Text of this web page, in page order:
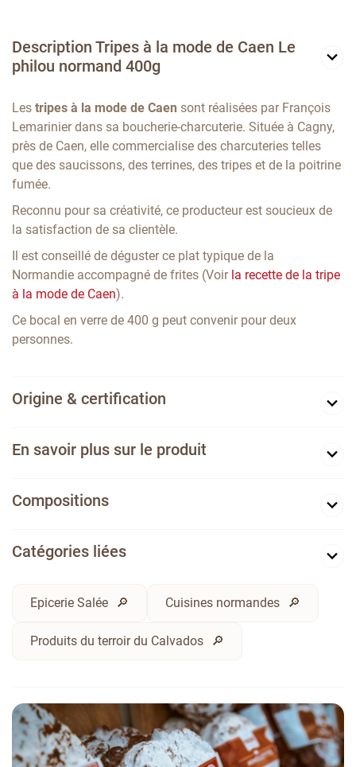
Description Tripes à la mode de Caen Le
philou normand 400g
Les tripes à la mode de Caen sont réalisées par François
Lemarinier dans sa boucherie-charcuterie. Située à Cagny,
près de Caen, elle commercialise des charcuteries telles
que des saucissons, des terrines, des tripes et de la poitrine
fumée.
Reconnu pour sa créativité, ce producteur est soucieux de
la satisfaction de sa clientèle.
Il est conseillé de déguster ce plat typique de la
Normandie accompagné de frites (Voir la recette de la tripe
à la mode de Caen).
Ce bocal en verre de 400 g peut convenir pour deux
personnes.
Origine & certification
En savoir plus sur le produit
Compositions
Catégories liées
Epicerie Salée Cuisines normandes
Produits du terroir du Calvados